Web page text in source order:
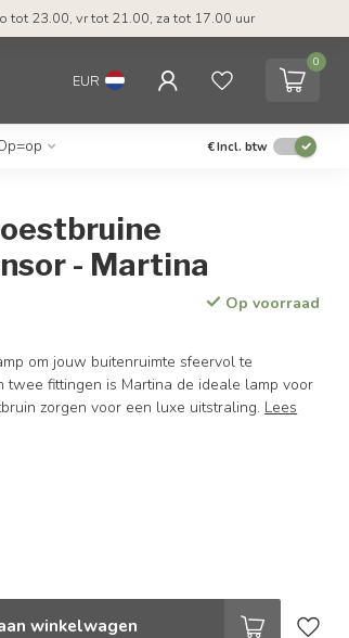
tot 23.00, vr tot 21.00, za tot 17.00 uur
EUR
0
€Incl. btw
- Martina
Op voorraad
om jouw buitenruimte sfeervol te
fittingen is Martina de ideale lamp voor
zorgen voor een luxe uitstraling. Lees
winkelwagen